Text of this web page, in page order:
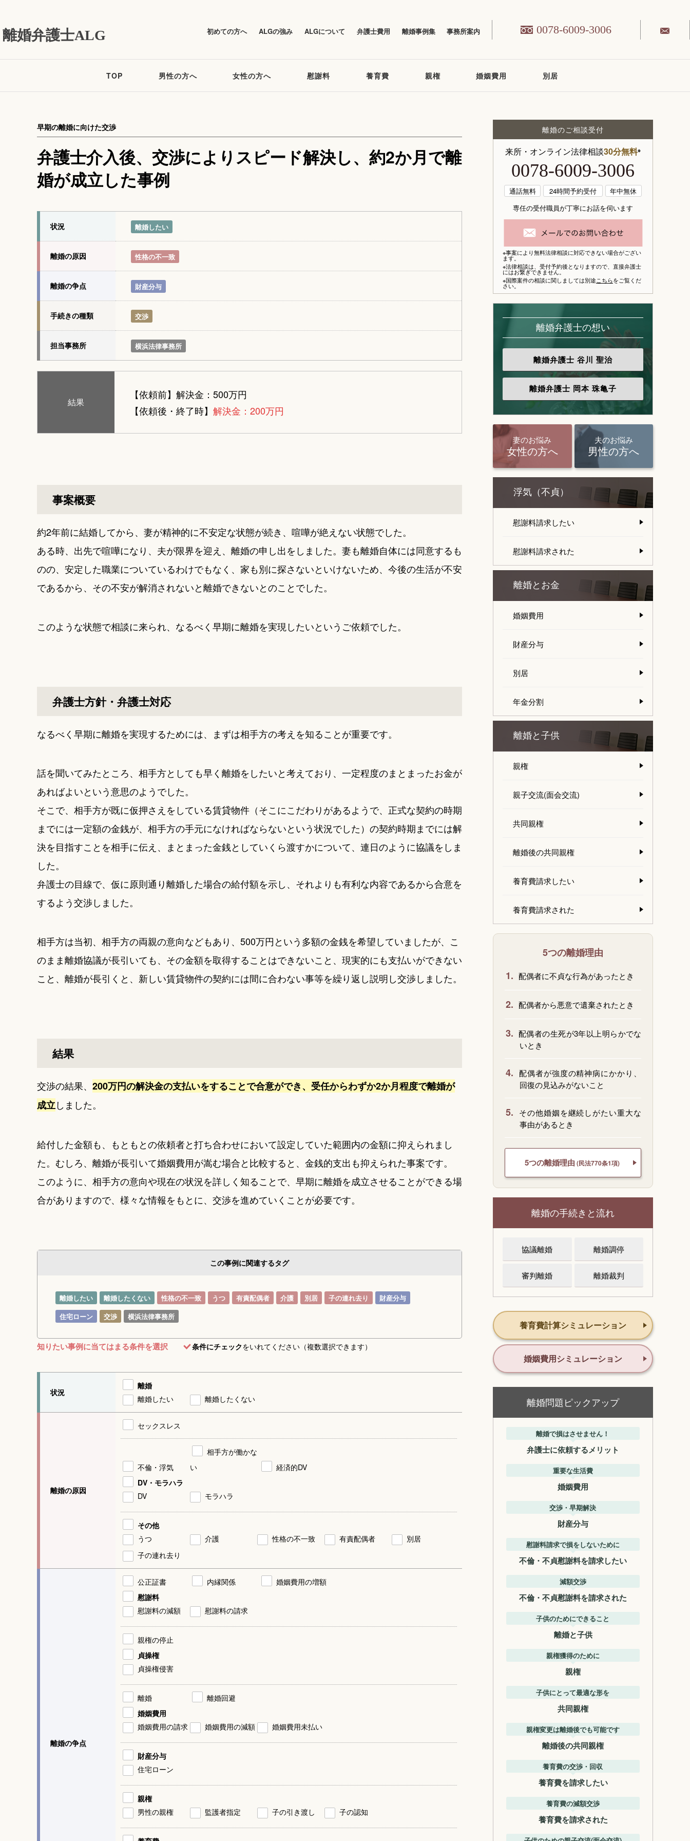
離婚弁護士ALG 初めての方へ ALGの強み ALGについて 弁護士費用 離婚事例集 事務所案内 0078-6009-3006
TOP 男性の方へ 女性の方へ 慰謝料 養育費 親権 婚姻費用 別居
弁護士介入後、交渉によりスピード解決し、約2か月で離
婚が成立した事例
早期の離婚に向けた交渉
状況 離婚したい
離婚の原因 性格の不一致
離婚の争点 財産分与
手続きの種類 交渉
担当事務所 横浜法律事務所
結果
【依頼前】 解決金：500万円
【依頼後・終了時】 解決金：200万円
事案概要
約2年前に結婚してから、妻が精神的に不安定な状態が続き、喧嘩が絶えない状態でした。
ある時、出先で喧嘩になり、夫が限界を迎え、離婚の申し出をしました。妻も離婚自体には同意するも
のの、安定した職業についているわけでもなく、家も別に探さないといけないため、今後の生活が不安
であるから、その不安が解消されないと離婚できないとのことでした。
このような状態で相談に来られ、なるべく早期に離婚を実現したいというご依頼でした。
弁護士方針・弁護士対応
なるべく早期に離婚を実現するためには、まずは相手方の考えを知ることが重要です。
話を聞いてみたところ、相手方としても早く離婚をしたいと考えており、一定程度のまとまったお金が
あればよいという意思のようでした。
そこで、相手方が既に仮押さえをしている賃貸物件（そこにこだわりがあるようで、正式な契約の時期
までには一定額の金銭が、相手方の手元になければならないという状況でした）の契約時期までには解
決を目指すことを相手に伝え、まとまった金銭としていくら渡すかについて、連日のように協議をしま
した。
弁護士の目線で、仮に原則通り離婚した場合の給付額を示し、それよりも有利な内容であるから合意を
するよう交渉しました。
相手方は当初、相手方の両親の意向などもあり、500万円という多額の金銭を希望していましたが、こ
のまま離婚協議が長引いても、その金額を取得することはできないこと、現実的にも支払いができない
こと、離婚が長引くと、新しい賃貸物件の契約には間に合わない事等を繰り返し説明し交渉しました。
結果
交渉の結果、 200万円の解決金の支払いをすることで合意ができ、受任からわずか2か月程度で離婚が
成立しました。
給付した金額も、もともとの依頼者と打ち合わせにおいて設定していた範囲内の金額に抑えられまし
た。むしろ、離婚が長引いて婚姻費用が嵩む場合と比較すると、金銭的支出も抑えられた事案です。
このように、相手方の意向や現在の状況を詳しく知ることで、早期に離婚を成立させることができる場
合がありますので、様々な情報をもとに、交渉を進めていくことが必要です。
この事例に関連するタグ
離婚したい 離婚したくない 性格の不一致 うつ 有責配偶者 介護 別居 子の連れ去り
財産分与
住宅ローン
交渉 横浜法律事務所
知りたい事例に当てはまる条件を選択 条件にチェックをいれてください（複数選択できます）
状況
離婚
離婚したい
離婚したくない
離婚の原因
セックスレス
不倫・浮気
相手方が働かな
い
経済的DV
DV・モラハラ
DV
モラハラ
その他
うつ
介護 性格の不一致 有責配偶者
別居
子の連れ去り
離婚の争点
公正証書 内縁関係
婚姻費用の増額
慰謝料
慰謝料の減額
慰謝料の請求
親権の停止
貞操権
貞操権侵害
離婚
離婚回避
婚姻費用
婚姻費用の請求
婚姻費用の減額 婚姻費用未払い
財産分与
住宅ローン
親権
男性の親権
監護者指定 子の引き渡し 子の認知
離婚のご相談受付
来所・オンライン法律相談30分無料※
0078-6009-3006
通話無料 24時間予約受付
年中無休
専任の受付職員が丁寧にお話を伺います
※事案により無料法律相談に対応できない場合がござい
ます。
※法律相談は、 受付予約後となりますので、 直接弁護士
にはお繋ぎできません。
※国際案件の相談に関しましては別途こちらをご覧くだ
さい。
離婚弁護士の想い
離婚弁護士 谷川 聖治
離婚弁護士 岡本 珠亀子
妻のお悩み
女性の方へ
夫のお悩み
男性の方へ
浮気（不貞）
慰謝料請求したい
慰謝料請求された
離婚とお金
婚姻費用
財産分与
別居
年金分割
離婚と子供
親権
親子交流(面会交流)
共同親権
離婚後の共同親権
養育費請求したい
養育費請求された
5つの離婚理由
1. 配偶者に不貞な行為があったとき
2. 配偶者から悪意で遺棄されたとき
3. 配偶者の生死が3年以上明らかでな
いとき
4. 配偶者が強度の精神病にかかり、
回復の見込みがないこと
5.
その他婚姻を継続しがたい重大な
事由があるとき
5つの離婚理由 (民法770条1項)
離婚の手続きと流れ
協議離婚 離婚調停
審判離婚 離婚裁判
養育費計算シミュレーション
婚姻費用シミュレーション
離婚問題ピックアップ
離婚で損はさせません！
弁護士に依頼するメリット
重要な生活費
婚姻費用
交渉・早期解決
財産分与
慰謝料請求で損をしないために
不倫・不貞慰謝料を請求したい
減額交渉
不倫・不貞慰謝料を請求された
子供のためにできること
離婚と子供
親権獲得のために
親権
子供にとって最適な形を
共同親権
親権変更は離婚後でも可能です
離婚後の共同親権
養育費の交渉・回収
養育費を請求したい
養育費の減額交渉
養育費を請求された